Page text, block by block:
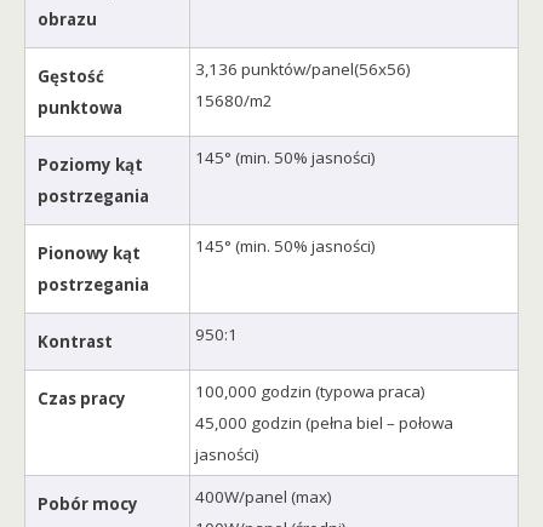
obrazu
Gęstość
punktowa
3,136 punktów/panel(56x56)
15680/m2
Poziomy kąt
postrzegania
145° (min. 50% jasności)
Pionowy kąt
postrzegania
145° (min. 50% jasności)
Kontrast 950:1
Czas pracy
100,000 godzin (typowa praca)
45,000 godzin (pełna biel – połowa
jasności)
Pobór mocy
400W/panel (max)